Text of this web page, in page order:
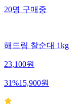
20명 구매중
해드림 찰순대 1kg
23,100원
31%15,900원